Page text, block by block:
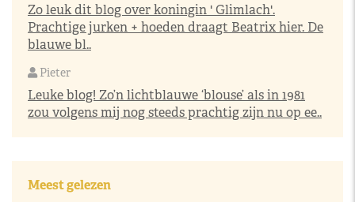
Zo leuk dit blog over koningin ' Glimlach'.
Prachtige jurken + hoeden draagt Beatrix hier. De
blauwe bl..
Pieter
Leuke blog! Zo’n lichtblauwe ‘blouse’ als in 1981
zou volgens mij nog steeds prachtig zijn nu op ee..
Meest gelezen